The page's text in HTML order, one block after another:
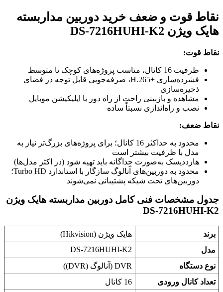
نقاط قوت و ضعف خرید دوربین مداربسته
هایک ویژن DS-7216HUHI-K2
نقاط قوت:
ظرفیت 16 کانال، مناسب پروژه‌های کوچک تا متوسط
فشرده‌سازی H.265+‎، صرفه‌جویی قابل توجه در فضای
ذخیره‌سازی
مشاهده و بازبینی راحت از راه دور با اپلیکیشن موبایل
نصب و راه‌اندازی نسبتاً ساده
نقاط ضعف:
محدود به حداکثر 16 کانال؛ برای پروژه‌های بزرگ‌تر نیاز به
مدل با ظرفیت بیشتر است
هارددیسک به‌صورت جداگانه باید تهیه شود (در اکثر مدل‌ها)
محدود به دوربین‌های آنالوگ سازگار با استاندارد Turbo HD؛
دوربین‌های تحت شبکه پشتیبانی نمی‌شوند
جدول مشخصات فنی کامل دوربین مداربسته هایک ویژن
DS-7216HUHI-K2
برند
هایک ویژن (Hikvision)
مدل
DS-7216HUHI-K2
نوع دستگاه
DVR (آنالوگ (DVR))
تعداد کانال ورودی
16 کانال